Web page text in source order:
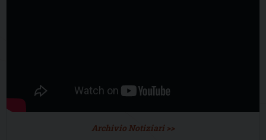
Archivio Notiziari >>